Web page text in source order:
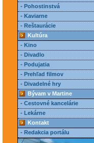
- Pohostinstvá
- Kaviarne
- Reštaurácie
Kultúra
- Kino
- Divadlo
- Podujatia
- Prehľad filmov
- Divadelné hry
Bývam v Martine
- Cestovné kancelárie
- Lekárne
Kontakt
- Redakcia portálu